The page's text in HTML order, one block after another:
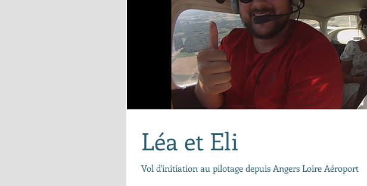
Léa et Eli
Vol d'initiation au pilotage depuis Angers Loire Aéroport